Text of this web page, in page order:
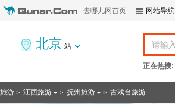
去哪儿网首页 网站导航
北京 站
正在热搜:
旅游 > 江西旅游 > 抚州旅游 > 古戏台旅游